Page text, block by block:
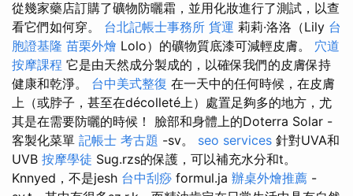
從幾家藥店訂購了礦物防曬霜，並用化妝進行了測試，以查
看它們如何穿。 台北記帳士事務所 貨運 莉莉·洛洛（Lily 台
胞證基隆 苗栗外燴 Lolo）的礦物質底漆可減輕皮膚。 穴道
按摩課程 它是由天然成分製成的，以確保我們的皮膚保持
健康和乾淨。 台中美式整復 在一天中的任何時候，在皮膚
上（或脖子，甚至在décolleté上）處置足夠多的地方，尤
其是在需要防曬的時候！ 臉部和身體上的Doterra Solar -
客製化菜單 記帳士 考古題 -sv。 seo services 針對UVA和
UVB 按摩學徒 Sug.rzs的保護，可以補充水分和t。
Knnyed，不是jesh 台中刮痧 formul.ja 辦桌外燴推薦 -